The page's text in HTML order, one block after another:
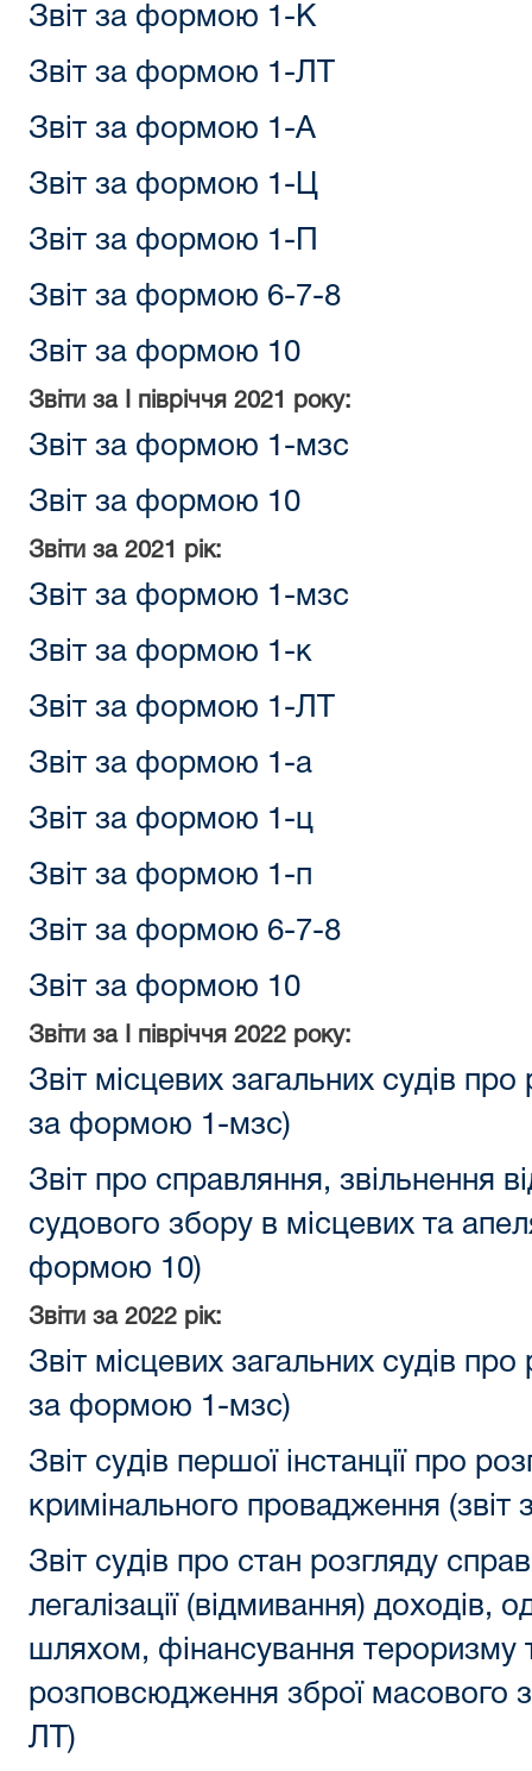
Звіт за формою 1-К
Звіт за формою 1-ЛТ
Звіт за формою 1-А
Звіт за формою 1-Ц
Звіт за формою 1-П
Звіт за формою 6-7-8
Звіт за формою 10
Звіти за I півріччя 2021 року:
Звіт за формою 1-мзс
Звіт за формою 10
Звіти за 2021 рік:
Звіт за формою 1-мзс
Звіт за формою 1-к
Звіт за формою 1-ЛТ
Звіт за формою 1-а
Звіт за формою 1-ц
Звіт за формою 1-п
Звіт за формою 6-7-8
Звіт за формою 10
Звіти за I півріччя 2022 року:
Звіт місцевих загальних судів
за формою 1-мзс)
Звіт про справляння, звільнення
судового збору в місцевих та
формою 10)
Звіти за 2022 рік:
Звіт місцевих загальних судів
за формою 1-мзс)
Звіт судів першої інстанції про
кримінального провадження
Звіт судів про стан розгляду
легалізації (відмивання) доходів,
шляхом, фінансування тероризму
розповсюдження зброї масового
ЛТ)